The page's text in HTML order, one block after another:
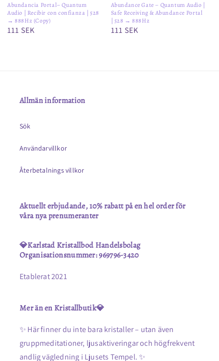
Abundancia Portal– Quantum
Audio | Recibir con confianza | 528
→ 888Hz (Copy)
Ordinarie
111 SEK
Abundance Gate – Quantum Audio |
Safe Receiving & Abundance Portal
| 528 → 888Hz
Ordinarie
111 SEK
Allmän information
Sök
Användarvillkor
Återbetalnings villkor
Aktuellt erbjudande, 10% rabatt på en hel order för
våra nya prenumeranter
💎Karlstad Kristallbod Handelsbolag
Organisationsnummer: 969796-3420
Etablerat 2021
Mer än en Kristallbutik💎
✨ Här finner du inte bara kristaller – utan även
gruppmeditationer, ljusaktiveringar och högfrekvent
andlig vägledning i Ljusets Tempel. ✨